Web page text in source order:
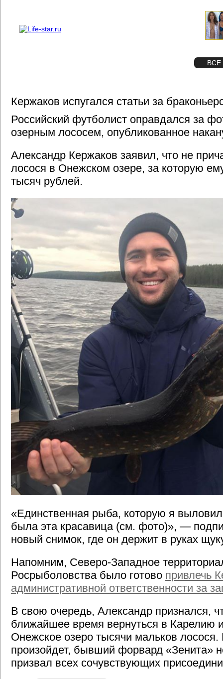
ВСЕ
Кержаков испугался статьи за
Российский футболист оправдался за
озерным лососем, опубликованное
Александр Кержаков заявил, что не
лосося в Онежском озере, за которую
тысяч рублей.
«Единственная рыба, которую я
была эта красавица (см. фото)», —
новый снимок, где он держит в руках
Напомним, Северо-Западное
Росрыболовства было готово привлечь
административной ответственности за
В свою очередь, Александр признался,
ближайшее время вернуться в Карелию
Онежское озеро тысячи мальков лосося.
произойдет, бывший форвард «Зенита»
призвал всех сочувствующих